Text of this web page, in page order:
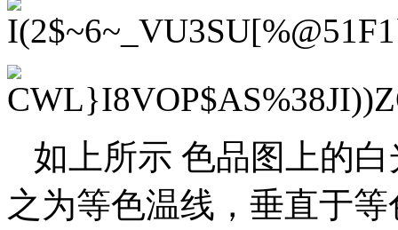
如上所示 色品图上的
之为等色温线，垂直于